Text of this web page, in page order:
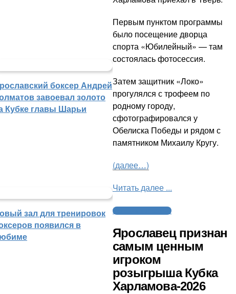
боксер Андрей
завоевал золото
Кубке главы Шарьи
зал для тренировок
появился в
Первым пунктом программы
было посещение дворца
спорта «Юбилейный» — там
состоялась фотосессия.
Затем защитник «Локо»
прогулялся с трофеем по
родному городу,
сфотографировался у
Обелиска Победы и рядом с
памятником Михаилу Кругу.
(далее…)
Читать далее ...
Молодежный хоккей
Ярославец признан
самым ценным
игроком
розыгрыша Кубка
Харламова-2026